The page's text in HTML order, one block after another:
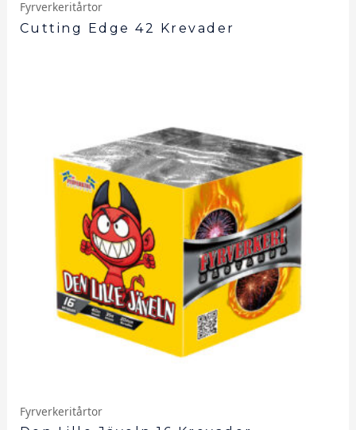
Fyrverkeritårtor
Cutting Edge 42 Krevader
Fyrverkeritårtor